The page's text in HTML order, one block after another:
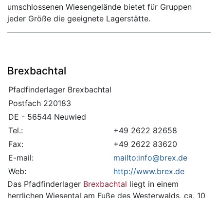
umschlossenen Wiesengelände bietet für Gruppen
jeder Größe die geeignete Lagerstätte.
Brexbachtal
Pfadfinderlager Brexbachtal
Postfach 220183
DE - 56544 Neuwied
Tel.:
+49 2622 82658
Fax:
+49 2622 83620
E-mail:
mailto:info@brex.de
Web:
http://www.brex.de
Das Pfadfinderlager Brexbachtal liegt in einem
herrlichen Wiesental am Fuße des Westerwalds, ca. 10